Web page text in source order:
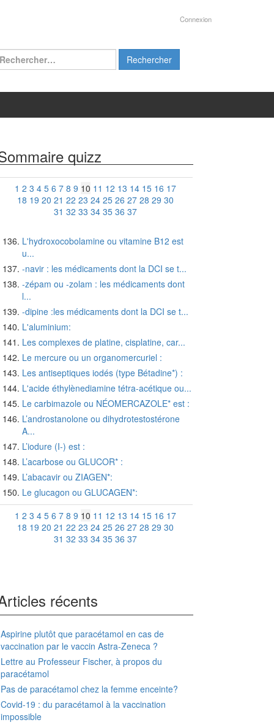
Connexion
:
quizz
1 2 3 4 5 6 7 8 9 10 11 12 13 14 15 16 17
18 19 20 21 22 23 24 25 26 27 28 29 30
31 32 33 34 35 36 37
L'hydroxocobolamine ou vitamine B12 est
u...
-navir : les médicaments dont la DCI se t...
-zépam ou -zolam : les médicaments dont
l...
-dipine :les médicaments dont la DCI se t...
L'aluminium:
Les complexes de platine, cisplatine, car...
Le mercure ou un organomercuriel :
Les antiseptiques iodés (type Bétadine*) :
L'acide éthylènediamine tétra-acétique ou...
Le carbimazole ou NÉOMERCAZOLE* est :
L’androstanolone ou dihydrotestostérone
A...
L’iodure (I-) est :
L’acarbose ou GLUCOR* :
L’abacavir ou ZIAGEN*:
Le glucagon ou GLUCAGEN*:
1 2 3 4 5 6 7 8 9 10 11 12 13 14 15 16 17
18 19 20 21 22 23 24 25 26 27 28 29 30
31 32 33 34 35 36 37
récents
Aspirine plutôt que paracétamol en cas de
vaccination par le vaccin Astra-Zeneca ?
Lettre au Professeur Fischer, à propos du
paracétamol
Pas de paracétamol chez la femme enceinte?
Covid-19 : du paracétamol à la vaccination
impossible